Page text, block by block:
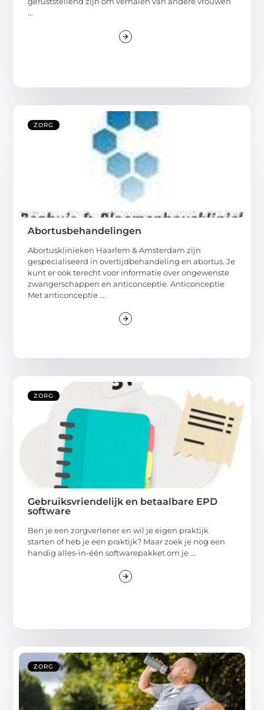
...
ZORG
Abortusbehandelingen
Abortusklinieken Haarlem & Amsterdam zijn
gespecialiseerd in overtijdbehandeling en abortus. Je
kunt er ook terecht voor informatie over ongewenste
zwangerschappen en anticonceptie. Anticonceptie
Met anticonceptie ...
ZORG
Gebruiksvriendelijk en betaalbare EPD
software
Ben je een zorgverlener en wil je eigen praktijk
starten of heb je een praktijk? Maar zoek je nog een
handig alles-in-één softwarepakket om je ...
ZORG